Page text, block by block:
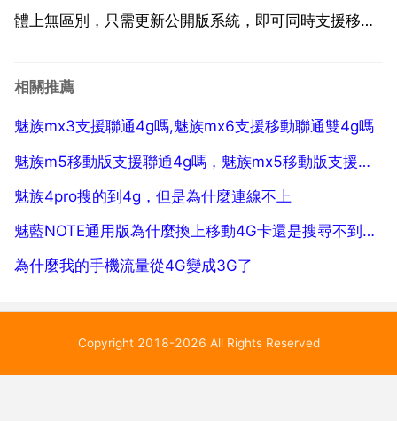
體上無區別，只需更新公開版系統，即可同時支援移動
網路，預設為開啟資料流量的卡，手機不支援電信網
相關推薦
魅族mx3支援聯通4g嗎,魅族mx6支援移動聯通雙4g嗎
魅族m5移動版支援聯通4g嗎，魅族mx5移動版支援聯通4g嗎
魅族4pro搜的到4g，但是為什麼連線不上
魅藍NOTE通用版為什麼換上移動4G卡還是搜尋不到4G網路
為什麼我的手機流量從4G變成3G了
Copyright 2018-2026 All Rights Reserved